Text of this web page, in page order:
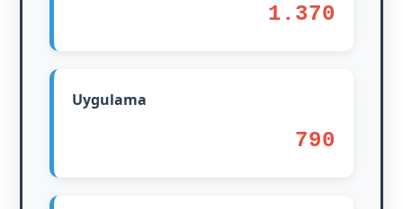
1.370
Uygulama
790